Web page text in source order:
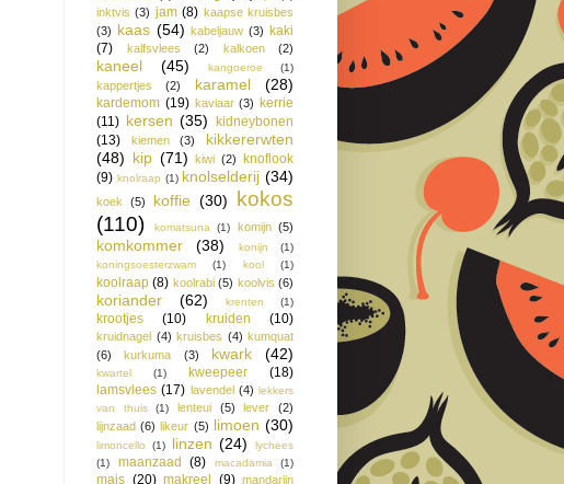
inktvis (3) jam (8) kaapse kruisbes
(3) kaas (54) kabeljauw (3) kaki
(7)
kalfsvlees (2) kalkoen (2)
kaneel (45) kangoeroe (1)
kappertjes (2) karamel (28)
kardemom (19) kaviaar (3) kerrie
(11) kersen (35) kidneybonen
(13)
kiemen (3)
kikkererwten
(48) kip (71) kiwi (2) knoflook
(9) knolraap (1) knolselderij (34)
koek (5) koffie (30)
kokos
(110)
komatsuna (1) komijn (5)
komkommer (38) konijn
(1)
koningsoesterzwam
(1) kool (1)
koolraap (8) koolrabi (5) koolvis (6)
koriander (62) krenten (1)
krootjes (10) kruiden (10)
kruidnagel (4) kruisbes (4) kumquat
(6)
kurkuma (3) kwark (42)
kwartel (1) kweepeer
(18)
lamsvlees (17) lavendel (4) lekkers
van thuis
(1) lenteui (5) lever
(2)
lijnzaad (6) likeur (5) limoen (30)
limoncello (1) linzen (24)
lychees
(1)
maanzaad (8) macadamia (1)
mais (20) makreel (9) mandarijn